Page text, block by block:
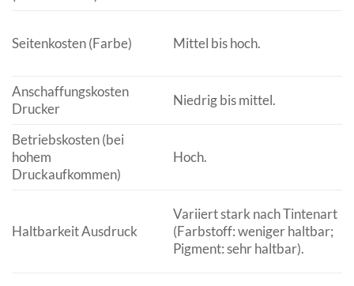
Seitenkosten (Farbe) Mittel bis hoch.
Anschaffungskosten
Drucker
Niedrig bis mittel.
Betriebskosten (bei
hohem
Druckaufkommen)
Hoch.
Haltbarkeit Ausdruck
Variiert stark nach Tintenart
(Farbstoff: weniger haltbar;
Pigment: sehr haltbar).